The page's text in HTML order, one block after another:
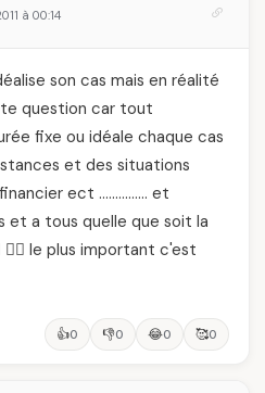
à 00:14
son cas mais en réalité
question car tout
fixe ou idéale chaque cas
et des situations
ect …………… et
et a tous quelle que soit la
👰‍♀️ le plus important c'est
👍0 👎0 😂0 🥰0